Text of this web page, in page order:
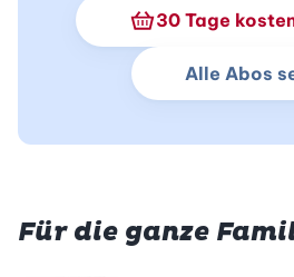
30 Tage
Alle Abos
Für die ganze